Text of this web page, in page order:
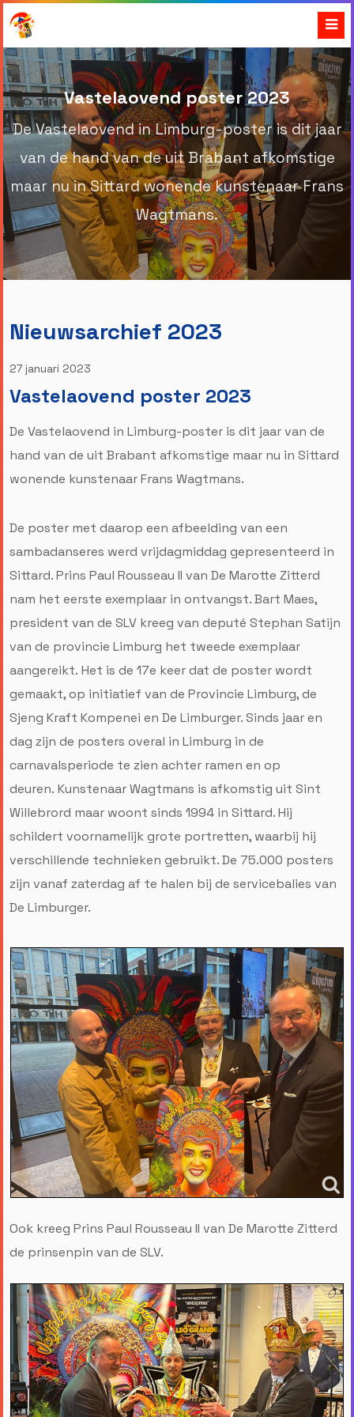
Vastelaovend poster 2023
De Vastelaovend in Limburg-poster is dit jaar
van de hand van de uit Brabant afkomstige
maar nu in Sittard wonende kunstenaar Frans
Wagtmans.
Nieuwsarchief 2023
27 januari 2023
Vastelaovend poster 2023
De Vastelaovend in Limburg-poster is dit jaar van de
hand van de uit Brabant afkomstige maar nu in Sittard
wonende kunstenaar Frans Wagtmans.
De poster met daarop een afbeelding van een
sambadanseres werd vrijdagmiddag gepresenteerd in
Sittard. Prins Paul Rousseau II van De Marotte Zitterd
nam het eerste exemplaar in ontvangst. Bart Maes,
president van de SLV kreeg van deputé Stephan Satijn
van de provincie Limburg het tweede exemplaar
aangereikt. Het is de 17e keer dat de poster wordt
gemaakt, op initiatief van de Provincie Limburg, de
Sjeng Kraft Kompenei en De Limburger. Sinds jaar en
dag zijn de posters overal in Limburg in de
carnavalsperiode te zien achter ramen en op
deuren. Kunstenaar Wagtmans is afkomstig uit Sint
Willebrord maar woont sinds 1994 in Sittard. Hij
schildert voornamelijk grote portretten, waarbij hij
verschillende technieken gebruikt. De 75.000 posters
zijn vanaf zaterdag af te halen bij de servicebalies van
De Limburger.
Ook kreeg Prins Paul Rousseau II van De Marotte Zitterd
de prinsenpin van de SLV.